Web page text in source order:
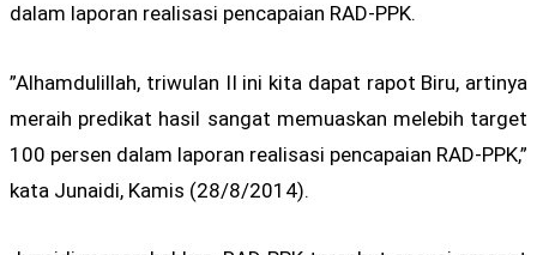
dalam laporan realisasi pencapaian RAD-PPK.
”Alhamdulillah, triwulan II ini kita dapat rapot Biru, artinya
meraih predikat hasil sangat memuaskan melebih target
100 persen dalam laporan realisasi pencapaian RAD-PPK,”
kata Junaidi, Kamis (28/8/2014).